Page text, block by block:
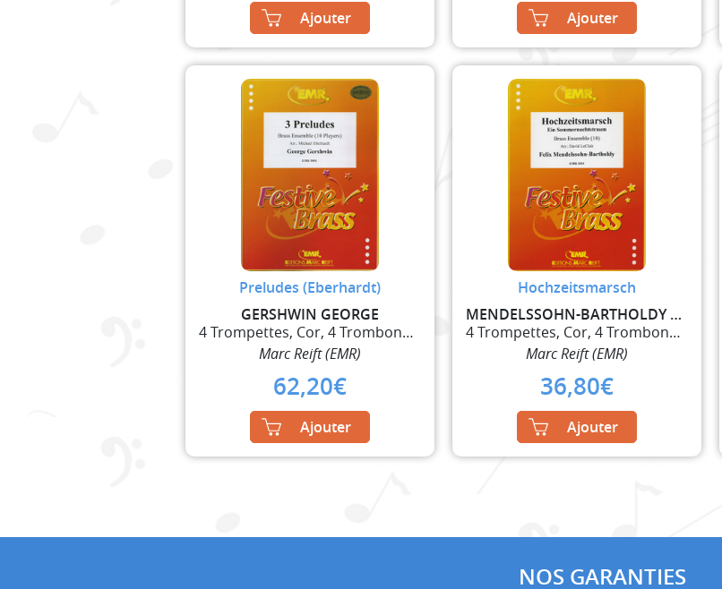
Ajouter Ajouter
Preludes (Eberhardt)
GERSHWIN GEORGE
4 Trompettes, Cor, 4 Trombones et Tuba
Marc Reift (EMR)
62,20€
Ajouter
Hochzeitsmarsch
MENDELSSOHN-BARTHOLDY FELIX
4 Trompettes, Cor, 4 Trombones et Tuba
Marc Reift (EMR)
36,80€
Ajouter
NOS GARANTIES